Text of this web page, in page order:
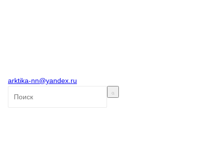
arktika-nn@yandex.ru